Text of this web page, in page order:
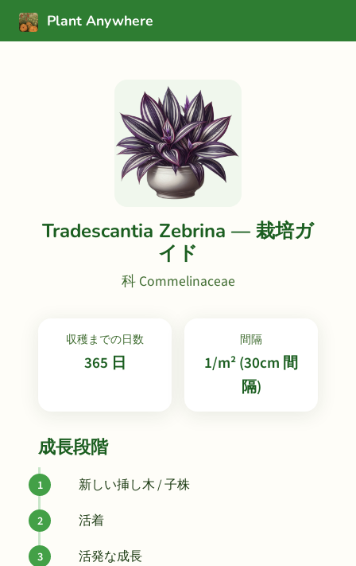
Plant Anywhere
Tradescantia Zebrina — 栽培ガ
イド
科 Commelinaceae
収穫までの日数
365 日
間隔
1/m² (30cm 間
隔)
成長段階
新しい挿し木 / 子株
活着
活発な成長